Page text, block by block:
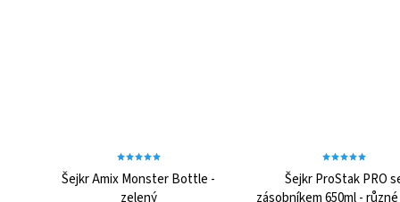
Šejkr Amix Monster Bottle -
Šejkr ProStak PRO